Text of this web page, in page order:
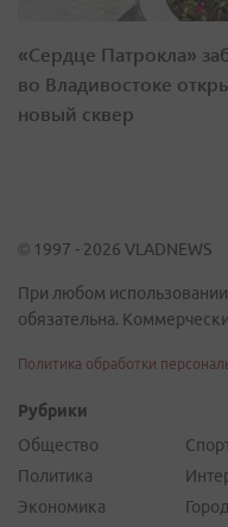
«Сердце Патрокла»
во Владивостоке
новый сквер
© 1997 - 2026 VLADNEWS
При любом
обязательна.
Политика обработки
Рубрики
Общество
Политика
Экономика